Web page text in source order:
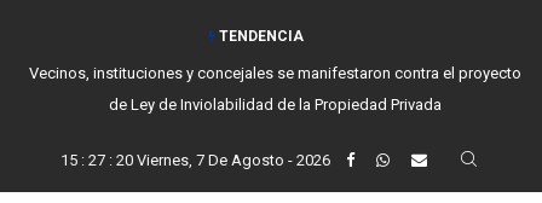
TENDENCIA
Vecinos, instituciones y concejales se manifestaron contra el proyecto
de Ley de Inviolabilidad de la Propiedad Privada
15: 27: 21 Viernes, 7 De Agosto - 2026